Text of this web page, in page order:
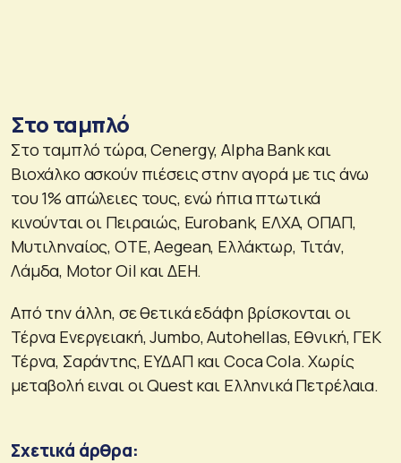
Στο ταμπλό
Στο ταμπλό τώρα, Cenergy, Alpha Bank και
Βιοχάλκο ασκούν πιέσεις στην αγορά με τις άνω
του 1% απώλειες τους, ενώ ήπια πτωτικά
κινούνται οι Πειραιώς, Eurobank, ΕΛΧΑ, ΟΠΑΠ,
Μυτιληναίος, ΟΤΕ, Aegean, Ελλάκτωρ, Τιτάν,
Λάμδα, Motor Oil και ΔΕΗ.
Από την άλλη, σε θετικά εδάφη βρίσκονται οι
Τέρνα Ενεργειακή, Jumbo, Autohellas, Εθνική, ΓΕΚ
Τέρνα, Σαράντης, ΕΥΔΑΠ και Coca Cola. Χωρίς
μεταβολή ειναι οι Quest και Ελληνικά Πετρέλαια.
Σχετικά άρθρα: